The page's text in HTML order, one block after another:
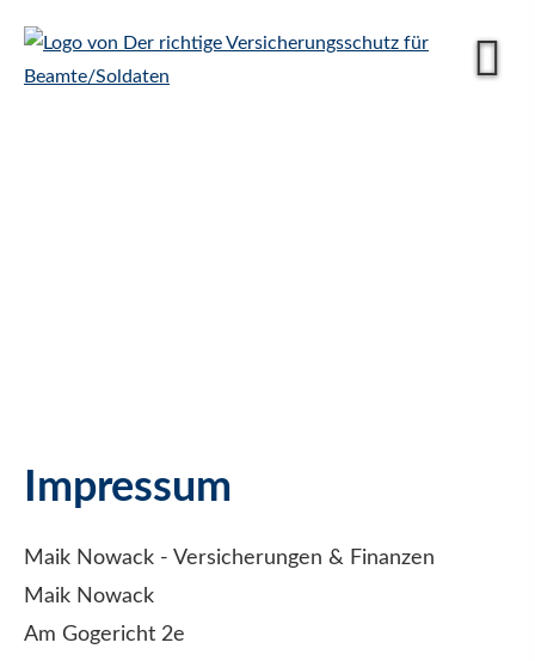
Impressum
Maik Nowack - Versicherungen & Finanzen
Maik Nowack
Am Gogericht 2e